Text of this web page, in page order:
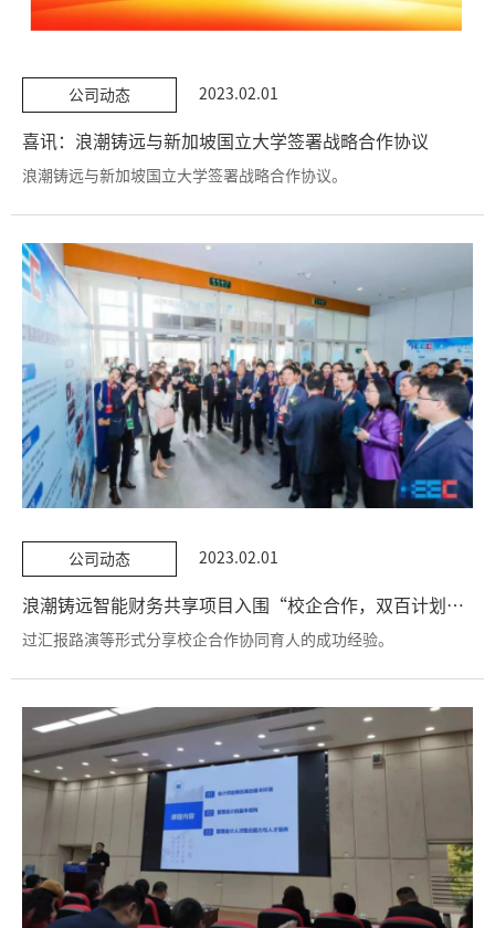
公司动态 2023.02.01
喜讯：浪潮铸远与新加坡国立大学签署战略合作协议
浪潮铸远与新加坡国立大学签署战略合作协议。
公司动态 2023.02.01
浪潮铸远智能财务共享项目入围“校企合作，双百计划”TOP300
过汇报路演等形式分享校企合作协同育人的成功经验。